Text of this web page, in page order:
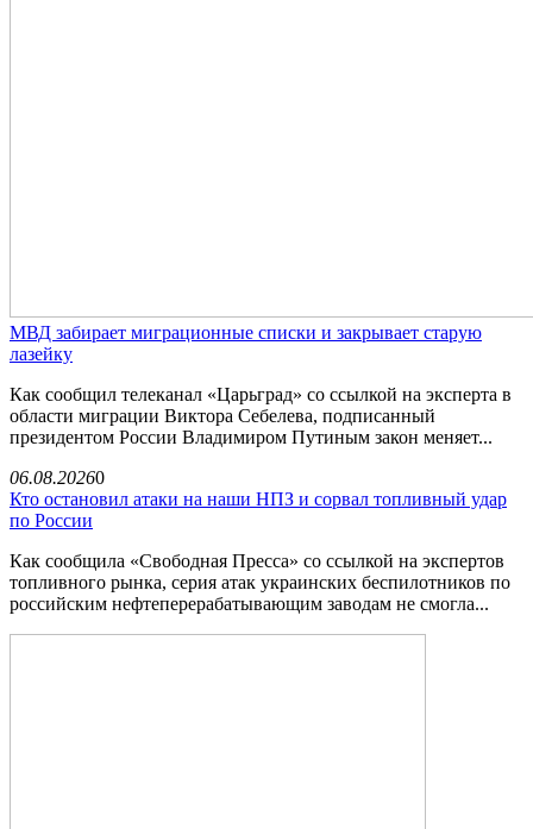
МВД забирает миграционные списки и закрывает старую
лазейку
Как сообщил телеканал «Царьград» со ссылкой на эксперта в
области миграции Виктора Себелева, подписанный
президентом России Владимиром Путиным закон меняет...
06.08.20260
Кто остановил атаки на наши НПЗ и сорвал топливный удар
по России
Как сообщила «Свободная Пресса» со ссылкой на экспертов
топливного рынка, серия атак украинских беспилотников по
российским нефтеперерабатывающим заводам не смогла...